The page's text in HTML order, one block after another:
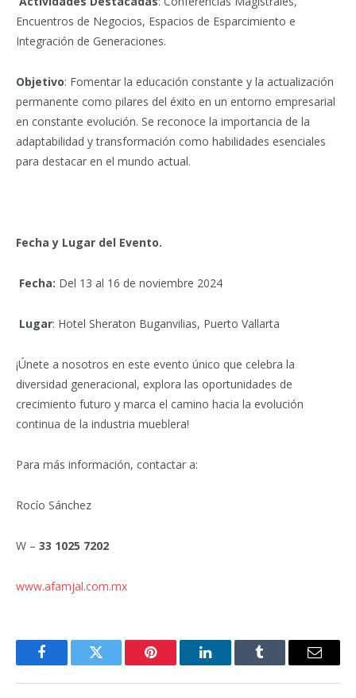
Encuentros de Negocios, Espacios de Esparcimiento e
Integración de Generaciones.
Objetivo: Fomentar la educación constante y la actualización
permanente como pilares del éxito en un entorno empresarial
en constante evolución. Se reconoce la importancia de la
adaptabilidad y transformación como habilidades esenciales
para destacar en el mundo actual.
Fecha y Lugar del Evento.
Fecha: Del 13 al 16 de noviembre 2024
Lugar: Hotel Sheraton Buganvilias, Puerto Vallarta
¡Únete a nosotros en este evento único que celebra la
diversidad generacional, explora las oportunidades de
crecimiento futuro y marca el camino hacia la evolución
continua de la industria mueblera!
Para más información, contactar a:
Rocío Sánchez
W – 33 1025 7202
www.afamjal.com.mx
FacebookTwitter Pinterest LinkedInTumblr Email